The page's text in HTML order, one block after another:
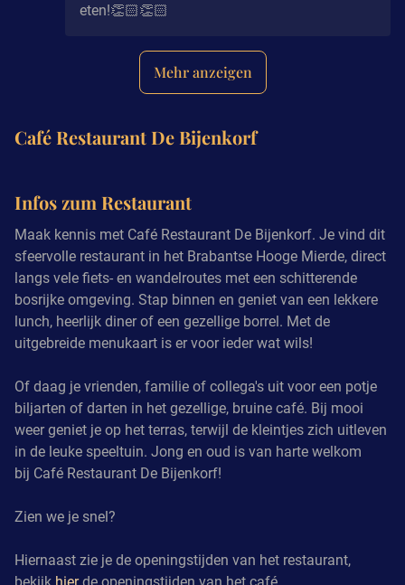
eten!👏🏻👏🏻
Mehr anzeigen
Café Restaurant De Bijenkorf
Infos zum Restaurant
Maak kennis met Café Restaurant De Bijenkorf. Je vind dit
sfeervolle restaurant in het Brabantse Hooge Mierde, direct
langs vele fiets- en wandelroutes met een schitterende
bosrijke omgeving. Stap binnen en geniet van een lekkere
lunch, heerlijk diner of een gezellige borrel. Met de
uitgebreide menukaart is er voor ieder wat wils!
Of daag je vrienden, familie of collega's uit voor een potje
biljarten of darten in het gezellige, bruine café. Bij mooi
weer geniet je op het terras, terwijl de kleintjes zich uitleven
in de leuke speeltuin. Jong en oud is van harte welkom
bij Café Restaurant De Bijenkorf!
Zien we je snel?
Hiernaast zie je de openingstijden van het restaurant,